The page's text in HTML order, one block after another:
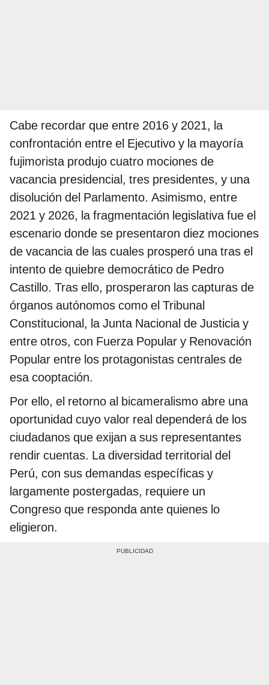
Cabe recordar que entre 2016 y 2021, la
confrontación entre el Ejecutivo y la mayoría
fujimorista produjo cuatro mociones de
vacancia presidencial, tres presidentes, y una
disolución del Parlamento. Asimismo, entre
2021 y 2026, la fragmentación legislativa fue el
escenario donde se presentaron diez mociones
de vacancia de las cuales prosperó una tras el
intento de quiebre democrático de Pedro
Castillo. Tras ello, prosperaron las capturas de
órganos autónomos como el Tribunal
Constitucional, la Junta Nacional de Justicia y
entre otros, con Fuerza Popular y Renovación
Popular entre los protagonistas centrales de
esa cooptación.
Por ello, el retorno al bicameralismo abre una
oportunidad cuyo valor real dependerá de los
ciudadanos que exijan a sus representantes
rendir cuentas. La diversidad territorial del
Perú, con sus demandas específicas y
largamente postergadas, requiere un
Congreso que responda ante quienes lo
eligieron.